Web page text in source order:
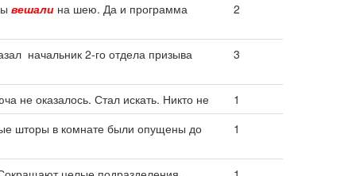
вешали на шею. Да и программа
2
начальник 2-го отдела призыва
3
не оказалось. Стал искать. Никто не
1
шторы в комнате были опущены до
1